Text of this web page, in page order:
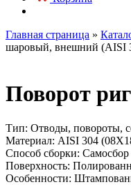
Главная страница »
шаровый, внешний (AISI
Поворот
Тип: Отводы, повороты,
Материал: AISI 304
Способ сборки: Самосбор
Поверхность:
Особенности: